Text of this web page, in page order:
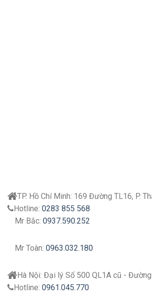
TP. Hồ Chí Minh: 169 Đường TL16, P.
Hotline: 0283 855 568
Mr Bắc: 0937.590.252
Mr Toàn: 0963.032.180
Hà Nội: Đại lý Số 500 QL1A cũ -
Hotline: 0961.045.770